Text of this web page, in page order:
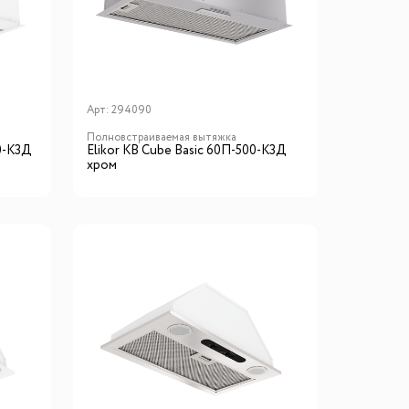
размера
К3Д
Арт: 294090
Полновстраиваемая вытяжка
Elikor КВ Cube Basic 60П-500-К3Д
хром